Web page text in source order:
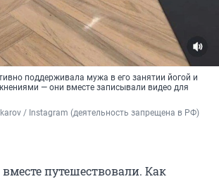
поддерживала мужа в его занятии йогой и
— они вместе записывали видео для
/ Instagram (деятельность запрещена в РФ)
путешествовали. Как